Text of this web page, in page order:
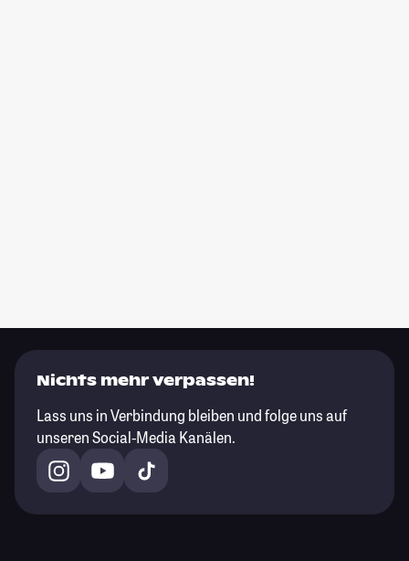
Nichts mehr verpassen!
Lass uns in Verbindung bleiben und folge uns auf
unseren Social-Media Kanälen.